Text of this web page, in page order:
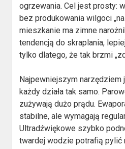
ogrzewania. Cel jest prosty:
bez produkowania wilgoci
mieszkanie ma zimne
tendencją do skraplania,
tylko dlatego, że tak brzmi
Najpewniejszym narzędziem
każdy działa tak samo.
zużywają dużo prądu.
stabilne, ale wymagają
Ultradźwiękowe szybko
twardej wodzie potrafią pylić